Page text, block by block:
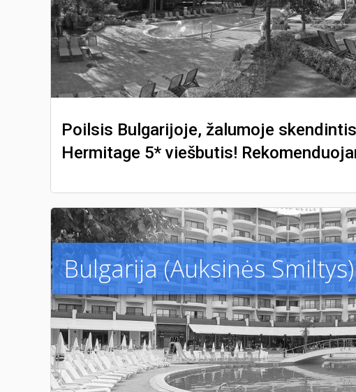
Poilsis Bulgarijoje, žalumoje
Hermitage 5* viešbutis!
Bulgarija (Auksinės Smiltys)